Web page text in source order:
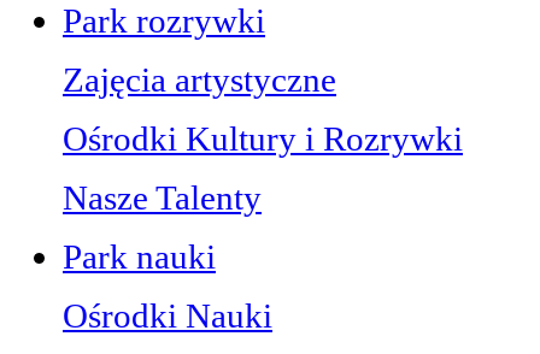
Park rozrywki
Zajęcia artystyczne
Ośrodki Kultury i Rozrywki
Nasze Talenty
Park nauki
Ośrodki Nauki